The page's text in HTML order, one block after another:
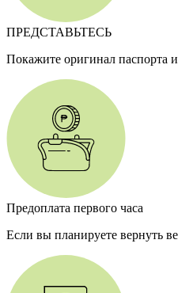
ПРЕДСТАВЬТЕСЬ
Покажите оригинал паспорта
Предоплата первого часа
Если вы планируете вернуть